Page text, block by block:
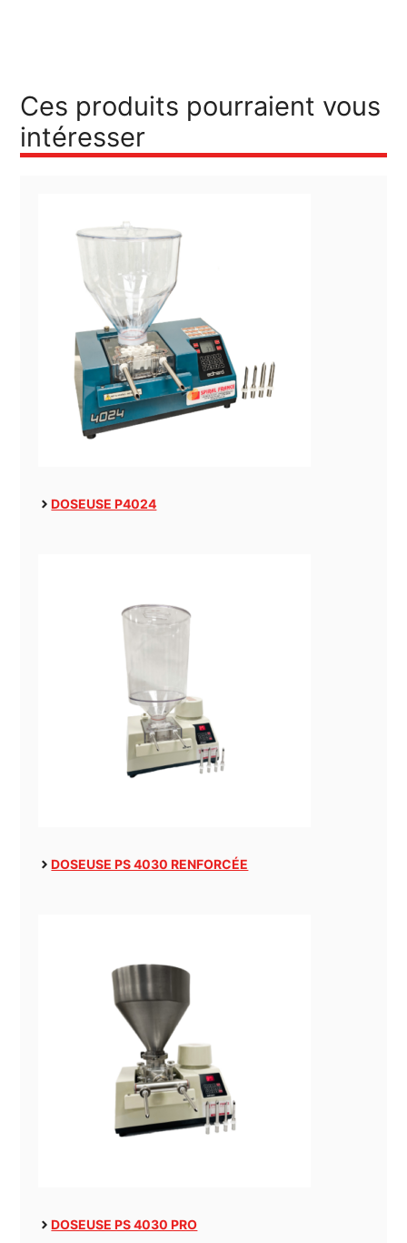
Ces produits pourraient vous
intéresser
DOSEUSE P4024
DOSEUSE PS 4030 RENFORCÉE
DOSEUSE PS 4030 PRO